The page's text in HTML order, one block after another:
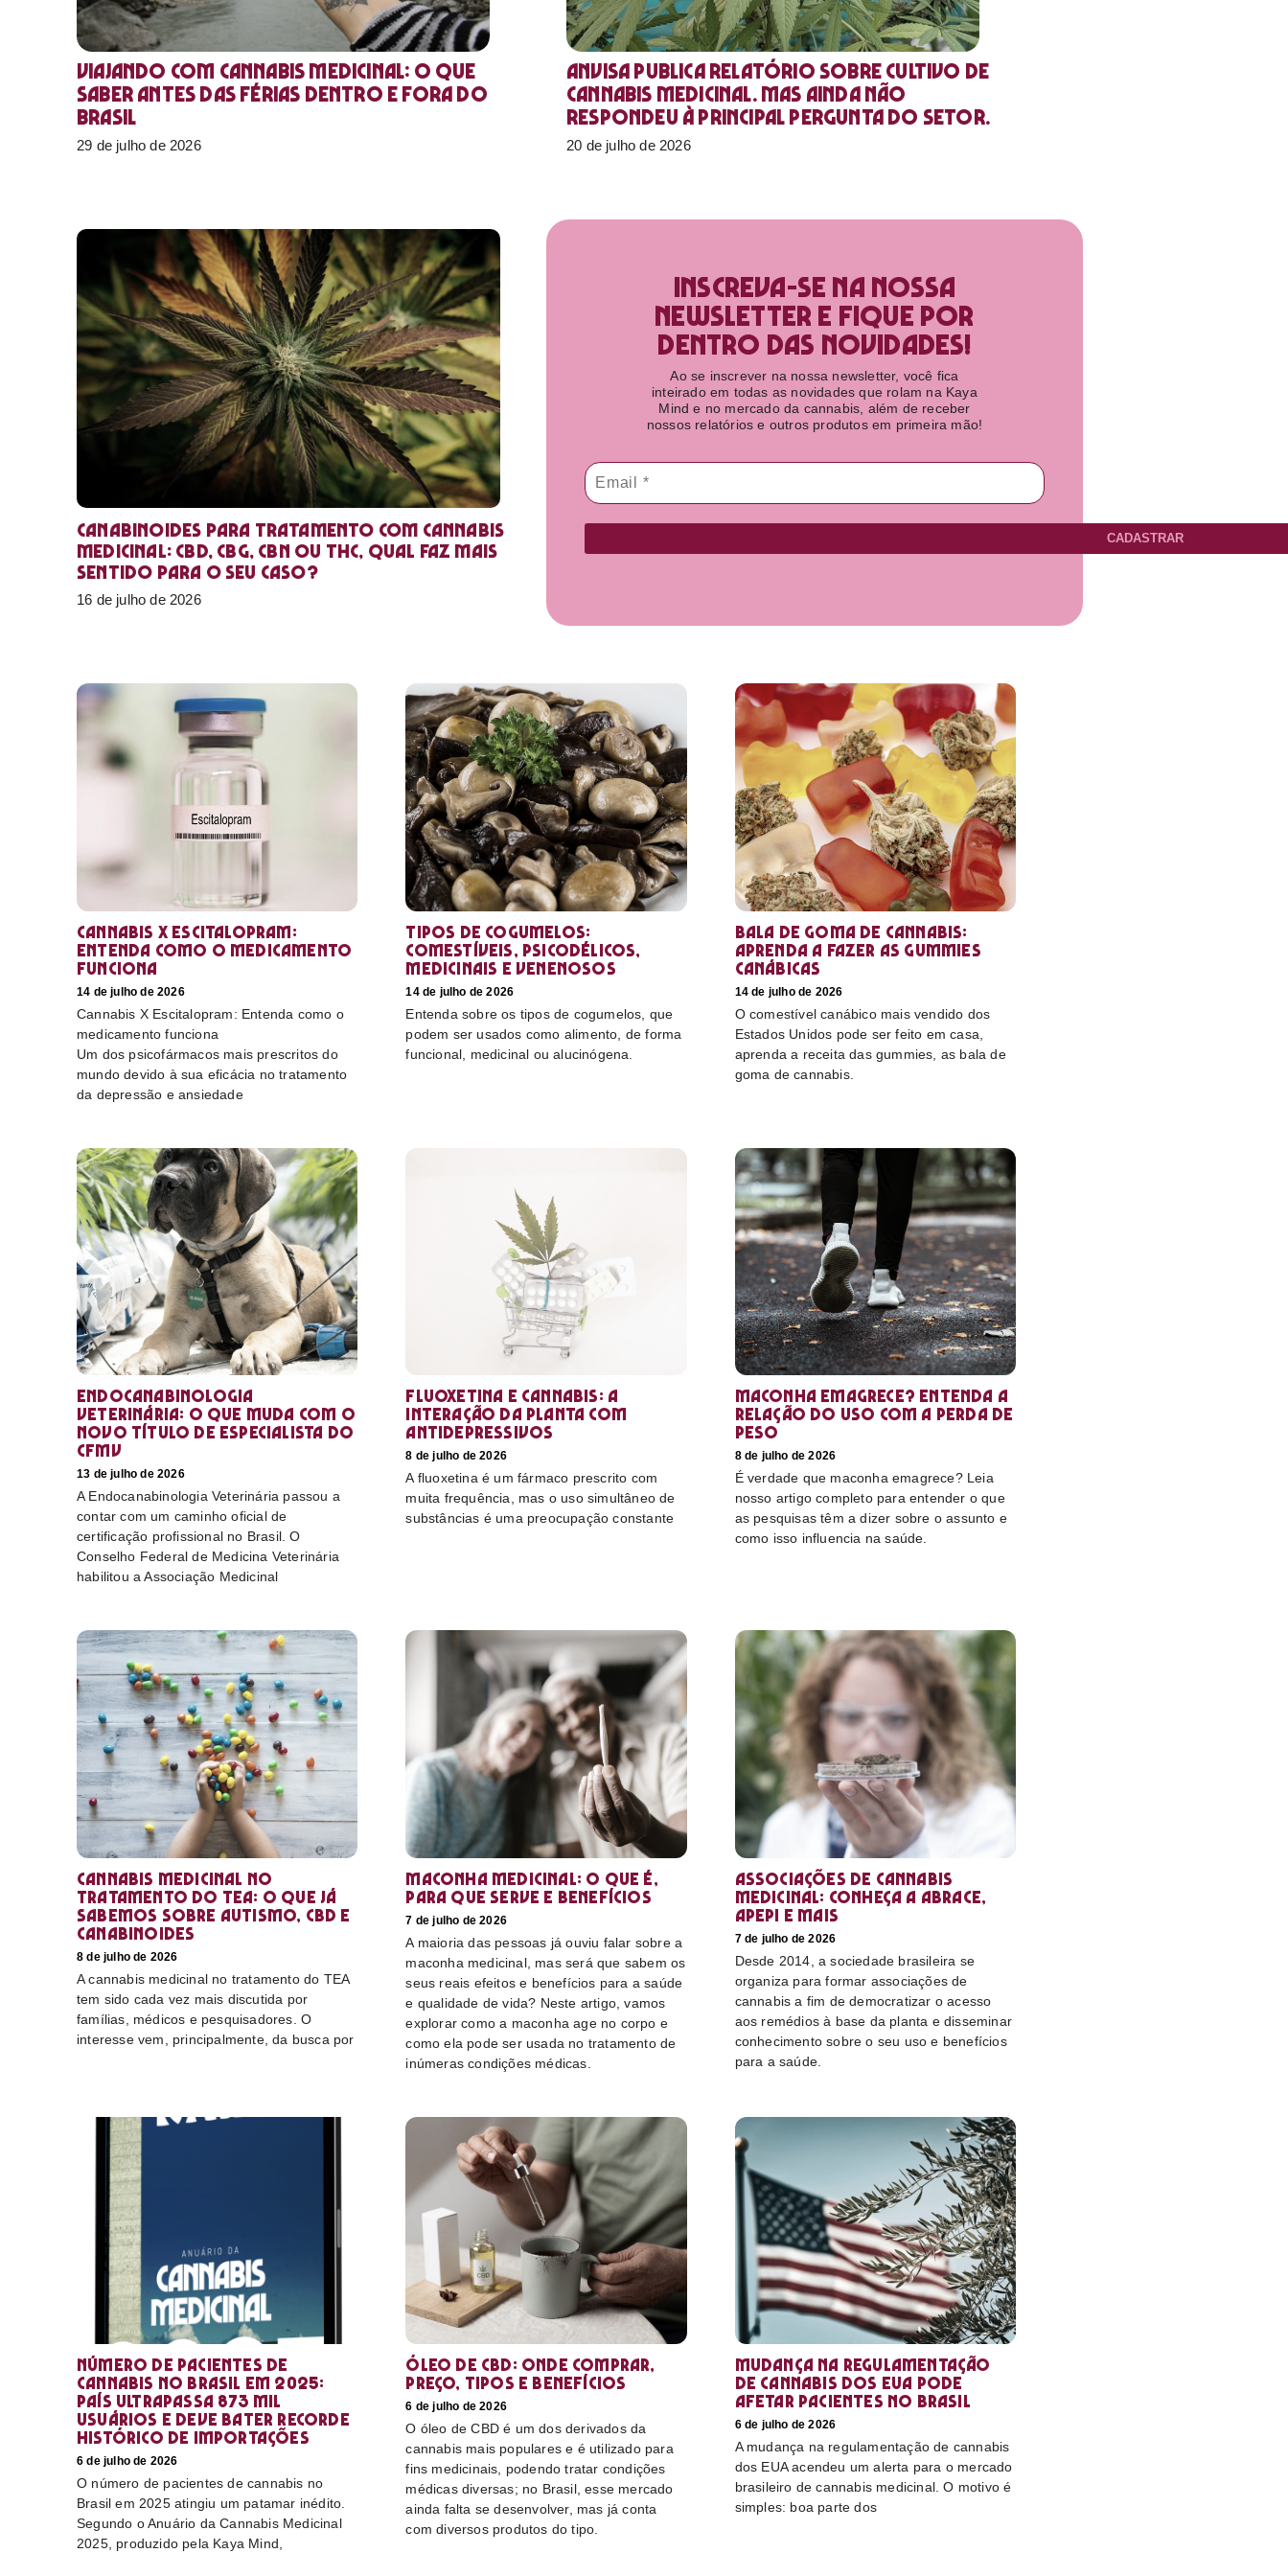
Viajando com cannabis medicinal: o que
saber antes das férias dentro e fora do
Brasil
29 de julho de 2026
Anvisa publica relatório sobre cultivo de
Cannabis medicinal. Mas ainda não
respondeu à principal pergunta do setor.
20 de julho de 2026
Canabinoides para tratamento com cannabis
medicinal: CBD, CBG, CBN ou THC, qual faz mais
sentido para o seu caso?
16 de julho de 2026
Inscreva-se na nossa
newsletter e fique por
dentro das novidades!​
Ao se inscrever na nossa newsletter, você fica
inteirado em todas as novidades que rolam na Kaya
Mind e no mercado da cannabis, além de receber
nossos relatórios e outros produtos em primeira mão!
CADASTRAR
Cannabis X Escitalopram:
Entenda como o medicamento
funciona
14 de julho de 2026
Cannabis X Escitalopram: Entenda como o
medicamento funciona
Um dos psicofármacos mais prescritos do
mundo devido à sua eficácia no tratamento
da depressão e ansiedade
Tipos de cogumelos:
comestíveis, psicodélicos,
medicinais e venenosos
14 de julho de 2026
Entenda sobre os tipos de cogumelos, que
podem ser usados como alimento, de forma
funcional, medicinal ou alucinógena.
Bala de goma de cannabis:
aprenda a fazer as gummies
canábicas
14 de julho de 2026
O comestível canábico mais vendido dos
Estados Unidos pode ser feito em casa,
aprenda a receita das gummies, as bala de
goma de cannabis.
Endocanabinologia
Veterinária: o que muda com o
novo título de especialista do
CFMV
13 de julho de 2026
A Endocanabinologia Veterinária passou a
contar com um caminho oficial de
certificação profissional no Brasil. O
Conselho Federal de Medicina Veterinária
habilitou a Associação Medicinal
Fluoxetina e Cannabis: a
interação da planta com
antidepressivos
8 de julho de 2026
A fluoxetina é um fármaco prescrito com
muita frequência, mas o uso simultâneo de
substâncias é uma preocupação constante
Maconha emagrece? Entenda a
relação do uso com a perda de
peso
8 de julho de 2026
É verdade que maconha emagrece? Leia
nosso artigo completo para entender o que
as pesquisas têm a dizer sobre o assunto e
como isso influencia na saúde.
Cannabis medicinal no
tratamento do TEA: o que já
sabemos sobre autismo, CBD e
canabinoides
8 de julho de 2026
A cannabis medicinal no tratamento do TEA
tem sido cada vez mais discutida por
famílias, médicos e pesquisadores. O
interesse vem, principalmente, da busca por
Maconha medicinal: O que é,
para que serve e benefícios
7 de julho de 2026
A maioria das pessoas já ouviu falar sobre a
maconha medicinal, mas será que sabem os
seus reais efeitos e benefícios para a saúde
e qualidade de vida? Neste artigo, vamos
explorar como a maconha age no corpo e
como ela pode ser usada no tratamento de
inúmeras condições médicas.
Associações de cannabis
medicinal: conheça a Abrace,
Apepi e mais
7 de julho de 2026
Desde 2014, a sociedade brasileira se
organiza para formar associações de
cannabis a fim de democratizar o acesso
aos remédios à base da planta e disseminar
conhecimento sobre o seu uso e benefícios
para a saúde.
Número de pacientes de
cannabis no Brasil em 2025:
país ultrapassa 873 mil
usuários e deve bater recorde
histórico de importações
6 de julho de 2026
O número de pacientes de cannabis no
Brasil em 2025 atingiu um patamar inédito.
Segundo o Anuário da Cannabis Medicinal
2025, produzido pela Kaya Mind,
Óleo de CBD: Onde comprar,
preço, tipos e benefícios
6 de julho de 2026
O óleo de CBD é um dos derivados da
cannabis mais populares e é utilizado para
fins medicinais, podendo tratar condições
médicas diversas; no Brasil, esse mercado
ainda falta se desenvolver, mas já conta
com diversos produtos do tipo.
Mudança na regulamentação
de cannabis dos EUA pode
afetar pacientes no Brasil
6 de julho de 2026
A mudança na regulamentação de cannabis
dos EUA acendeu um alerta para o mercado
brasileiro de cannabis medicinal. O motivo é
simples: boa parte dos